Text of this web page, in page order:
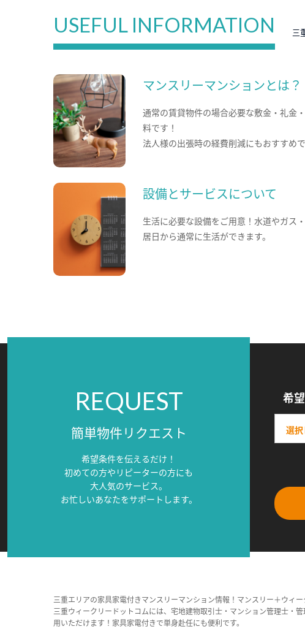
USEFUL INFORMATION 三
マンスリーマンションとは？
通常の賃貸物件の場合必要な敷金・礼金
料です！
法人様の出張時の経費削減にもおすすめで
設備とサービスについて
生活に必要な設備をご用意！水道やガス
居日から通常に生活ができます。
REQUEST
簡単物件リクエスト
希望条件を伝えるだけ！
初めての方やリピーターの方にも
大人気のサービス。
お忙しいあなたをサポートします。
希
三重エリアの家具家電付きマンスリーマンション情報！マンスリー＋ウィ
三重ウィークリードットコムには、宅地建物取引士・マンション管理士・
用いただけます！家具家電付きで単身赴任にも便利です。